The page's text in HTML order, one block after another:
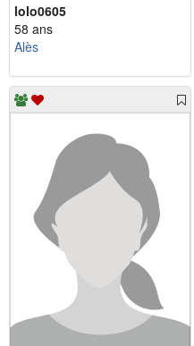
lolo0605
58 ans
Alès